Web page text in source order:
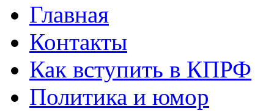
Главная
Контакты
Как вступить в КПРФ
Политика и юмор